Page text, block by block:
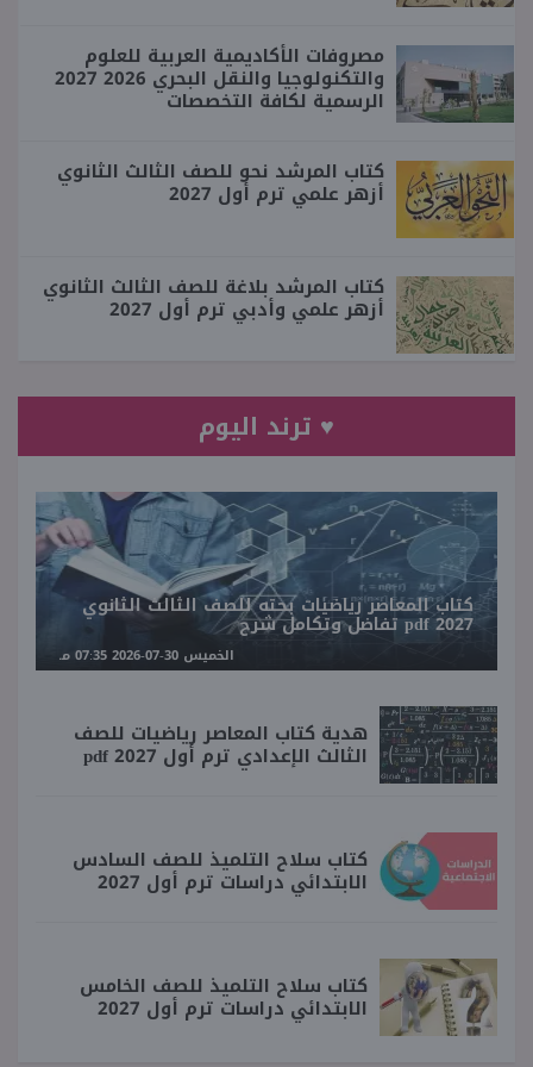
مصروفات الأكاديمية العربية للعلوم
والتكنولوجيا والنقل البحري 2026 2027
الرسمية لكافة التخصصات
كتاب المرشد نحو للصف الثالث الثانوي
أزهر علمي ترم أول 2027
كتاب المرشد بلاغة للصف الثالث الثانوي
أزهر علمي وأدبي ترم أول 2027
♥ ترند اليوم
كتاب المعاصر رياضيات بحته للصف الثالث الثانوي
2027 pdf تفاضل وتكامل شرح
الخميس 30-07-2026 07:35 مـ
هدية كتاب المعاصر رياضيات للصف
الثالث الإعدادي ترم أول 2027 pdf
كتاب سلاح التلميذ للصف السادس
الابتدائي دراسات ترم أول 2027
كتاب سلاح التلميذ للصف الخامس
الابتدائي دراسات ترم أول 2027